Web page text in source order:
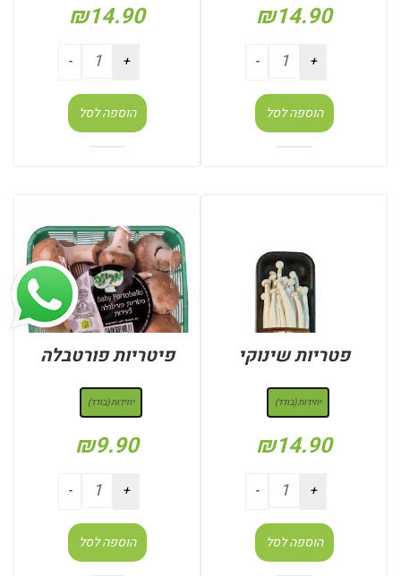
₪14.90
הוספה לסל
₪14.90
הוספה לסל
פטריות שינוקי
יחידות (בודד)
₪14.90
הוספה לסל
פיטריות פורטבלה
יחידות (בודד)
₪9.90
הוספה לסל